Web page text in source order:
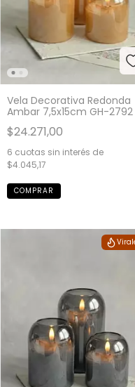
Vela Decorativa Redonda
Ambar 7,5x15cm GH-2792
$24.271,00
6 cuotas sin interés de
$4.045,17